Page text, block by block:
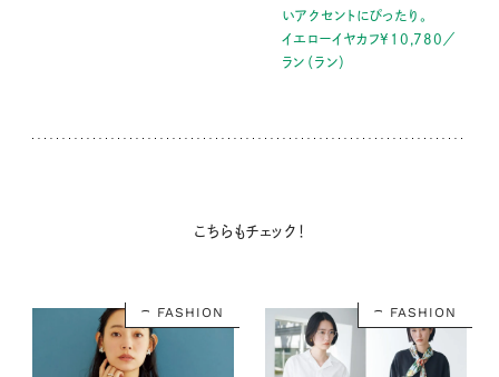
いアクセントにぴったり。
イエローイヤカフ¥10,780／
ラン（ラン）
こちらもチェック！
FASHION FASHION